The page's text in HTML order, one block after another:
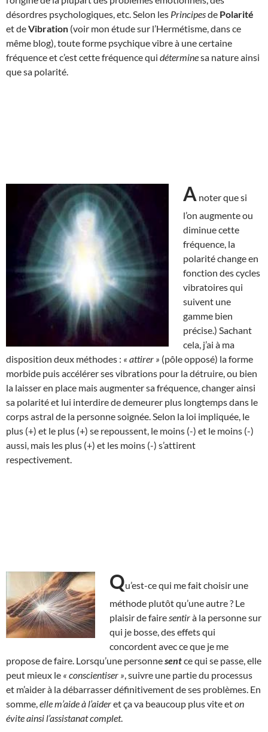
désordres psychologiques, etc. Selon les Principesde Polarité
et deVibration (voir mon étude sur l’Hermétisme, dans ce
même blog), toute forme psychique vibre à une certaine
fréquence et c’est cette fréquence qui déterminesa nature ainsi
que sa polarité.
A noter que si
l’on augmente ou
diminue cette
fréquence, la
polarité change en
fonction des cycles
vibratoires qui
suivent une
gamme bien
précise.) Sachant
cela, j’ai à ma
disposition deux méthodes : « attirer » (pôle opposé) la forme
morbide puis accélérer ses vibrations pour la détruire, ou bien
la laisser en place mais augmenter sa fréquence, changer ainsi
sa polarité et lui interdire de demeurer plus longtemps dans le
corps astral de la personne soignée. Selon la loi impliquée, le
plus (+) et le plus (+) se repoussent, le moins (-) et le moins (-)
aussi, mais les plus (+) et les moins (-) s’attirent
respectivement.
Qu’est-ce qui me fait choisir une
méthode plutôt qu’une autre ? Le
plaisir de faire sentirà la personne sur
qui je bosse, des effets qui
concordent avec ce que je me
propose de faire. Lorsqu’une personnesentce qui se passe, elle
peut mieux le « conscientiser » , suivre une partie du processus
et m’aider à la débarrasser définitivement de ses problèmes. En
somme, elle m’aide à l’aideret ça va beaucoup plus vite eton
évite ainsi l’assistanat complet.